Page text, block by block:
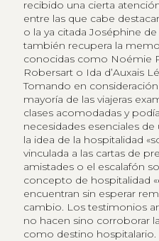
recibido una cierta
entre las que cabe
o la ya citada Joséphine
también recupera la
conocidas como Noémie
Robersart o Ida d’Auxais
Tomando en
mayoría de las viajeras
clases acomodadas y
necesidades esenciales
la idea de la hospitalidad
vinculada a las cartas de
amistades o el escalafón
concepto de hospitalidad
encuentran sin esperar
cambio. Los testimonios
no hacen sino corroborar
como destino hospitalario.